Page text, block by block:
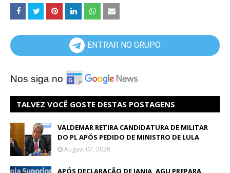
ENTRAR NO GRUPO
Nos siga no
TALVEZ VOCÊ GOSTE DESTAS POSTAGENS
VALDEMAR RETIRA CANDIDATURA DE MILITAR
DO PL APÓS PEDIDO DE MINISTRO DE LULA
August 07, 2026
APÓS DECLARAÇÃO DE JANJA, AGU PREPARA